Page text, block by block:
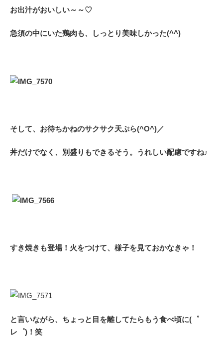
お出汁がおいしい～～♡
急須の中にいた鶏肉も、しっとり美味しかった(^^)
そして、お待ちかねのサクサク天ぷら(^O^)／
丼だけでなく、別盛りもできるそう。 うれしい配慮ですね♪
すき焼きも登場！火をつけて、様子を見ておかなきゃ！
と言いながら、ちょっと目を離してたらもう食べ頃に(゜
レ゜)！笑